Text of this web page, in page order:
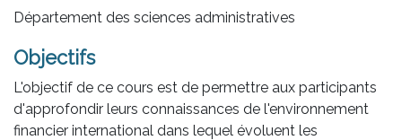
Département des sciences administratives
Objectifs
L'objectif de ce cours est de permettre aux participants
d'approfondir leurs connaissances de l'environnement
financier international dans lequel évoluent les